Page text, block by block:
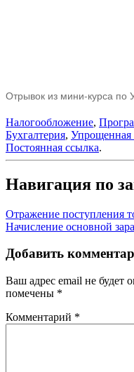
Отрывок из мини-курса
Налогообложение,
Бухгалтерия, Упрощенная
Постоянная ссылка.
Навигация по
Отражение поступления
Начисление основной
Добавить
Ваш адрес email не будет
помечены *
Комментарий *